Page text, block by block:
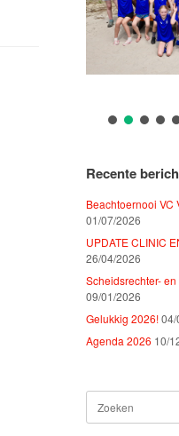
Recente
Beachtoernooi VC
01/07/2026
UPDATE CLINIC
26/04/2026
Scheidsrechter-
09/01/2026
Gelukkig 2026!
Agenda 2026 10/
naar: